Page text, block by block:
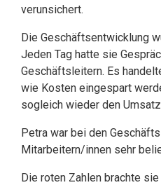
verunsichert.
Die Geschäftsentwicklung
Jeden Tag hatte sie
Geschäftsleitern. Es
wie Kosten eingespart
sogleich wieder den
Petra war bei den
Mitarbeitern/innen sehr
Die roten Zahlen brachte